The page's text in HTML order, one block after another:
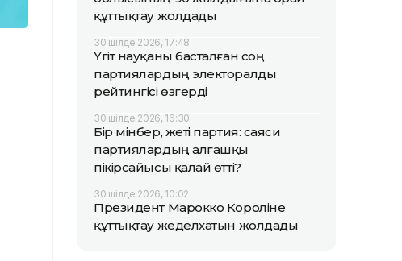
құттықтау жолдады
30 шілде 2026, 17:48
Үгіт науқаны басталған соң
партиялардың электоралды
рейтингісі өзгерді
30 шілде 2026, 16:30
Бір мінбер, жеті партия: саяси
партиялардың алғашқы
пікірсайысы қалай өтті?
30 шілде 2026, 10:02
Президент Марокко Короліне
құттықтау жеделхатын жолдады